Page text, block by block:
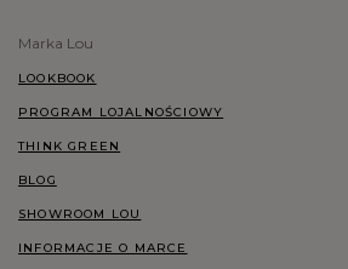
Marka Lou
LOOKBOOK
PROGRAM LOJALNOŚCIOWY
THINK GREEN
BLOG
SHOWROOM LOU
INFORMACJE O MARCE